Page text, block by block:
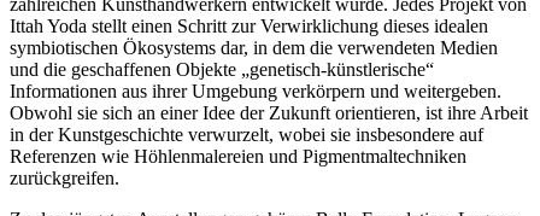
Ittah Yoda stellt einen Schritt zur Verwirklichung dieses idealen
symbiotischen Ökosystems dar, in dem die verwendeten Medien
und die geschaffenen Objekte „genetisch-künstlerische“
Informationen aus ihrer Umgebung verkörpern und weitergeben.
Obwohl sie sich an einer Idee der Zukunft orientieren, ist ihre Arbeit
in der Kunstgeschichte verwurzelt, wobei sie insbesondere auf
Referenzen wie Höhlenmalereien und Pigmentmaltechniken
zurückgreifen.